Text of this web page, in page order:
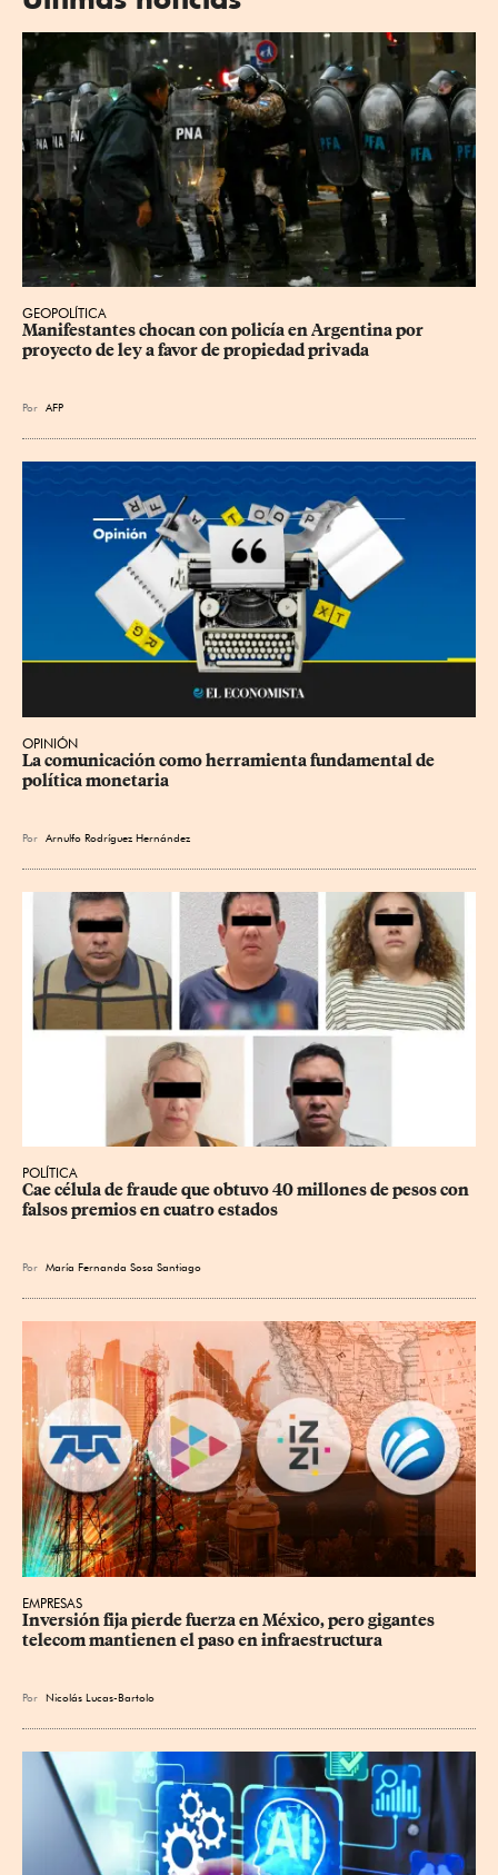
GEOPOLÍTICA
Manifestantes chocan con policía en Argentina por
proyecto de ley a favor de propiedad privada
Por AFP
OPINIÓN
La comunicación como herramienta fundamental de
política monetaria
Por Arnulfo Rodríguez Hernández
POLÍTICA
Cae célula de fraude que obtuvo 40 millones de pesos con
falsos premios en cuatro estados
Por María Fernanda Sosa Santiago
EMPRESAS
Inversión fija pierde fuerza en México, pero gigantes
telecom mantienen el paso en infraestructura
Por Nicolás Lucas-Bartolo